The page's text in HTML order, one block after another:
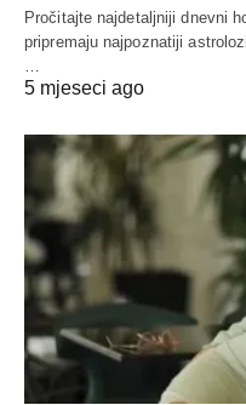
Pročitajte najdetaljniji dnevni
pripremaju najpoznatiji
…
5 mjeseci ago